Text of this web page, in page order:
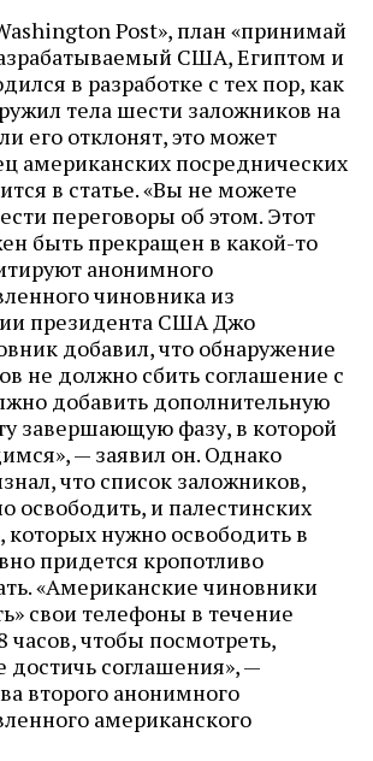
Post», план «принимай
США, Египтом и
в разработке с тех пор, как
тела шести заложников на
его отклонят, это может
американских посреднических
в статье. «Вы не можете
переговоры об этом. Этот
быть прекращен в какой-то
анонимного
чиновника из
президента США Джо
добавил, что обнаружение
не должно сбить соглашение с
добавить дополнительную
завершающую фазу, в которой
— заявил он. Однако
что список заложников,
освободить, и палестинских
нужно освободить в
придется кропотливо
«Американские чиновники
свои телефоны в течение
чтобы посмотреть,
соглашения», —
второго анонимного
американского